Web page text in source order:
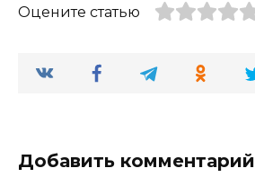
Оцените статью
Добавить комментарий